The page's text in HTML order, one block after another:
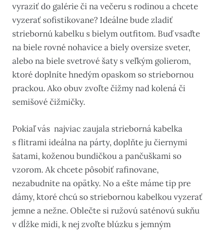
vyraziť do galérie či na večeru s rodinou a chcete
vyzerať sofistikovane? Ideálne bude zladiť
striebornú kabelku s bielym outfitom. Buď vsaďte
na biele rovné nohavice a biely oversize sveter,
alebo na biele svetrové šaty s veľkým golierom,
ktoré doplníte hnedým opaskom so striebornou
prackou. Ako obuv zvoľte čižmy nad kolená či
semišové čižmičky.
Pokiaľ vás najviac zaujala strieborná kabelka
s flitrami ideálna na párty, doplňte ju čiernymi
šatami, koženou bundičkou a pančuškami so
vzorom. Ak chcete pôsobiť rafinovane,
nezabudnite na opätky. No a ešte máme tip pre
dámy, ktoré chcú so striebornou kabelkou vyzerať
jemne a nežne. Oblečte si ružovú saténovú sukňu
v dĺžke midi, k nej zvoľte blúzku s jemným